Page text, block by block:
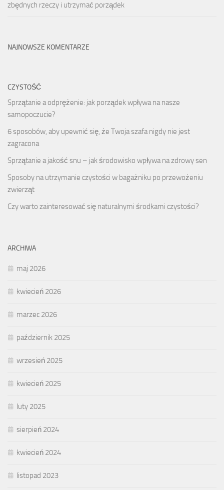
zbędnych rzeczy i utrzymać porządek
NAJNOWSZE KOMENTARZE
CZYSTOŚĆ
Sprzątanie a odprężenie: jak porządek wpływa na nasze
samopoczucie?
6 sposobów, aby upewnić się, że Twoja szafa nigdy nie jest
zagracona
Sprzątanie a jakość snu – jak środowisko wpływa na zdrowy sen
Sposoby na utrzymanie czystości w bagażniku po przewożeniu
zwierząt
Czy warto zainteresować się naturalnymi środkami czystości?
ARCHIWA
maj 2026
kwiecień 2026
marzec 2026
październik 2025
wrzesień 2025
kwiecień 2025
luty 2025
sierpień 2024
kwiecień 2024
listopad 2023